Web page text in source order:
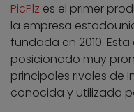
PicPlz es el primer
la empresa
fundada en 2010.
posicionado muy
principales rivales de
conocida y utilizada